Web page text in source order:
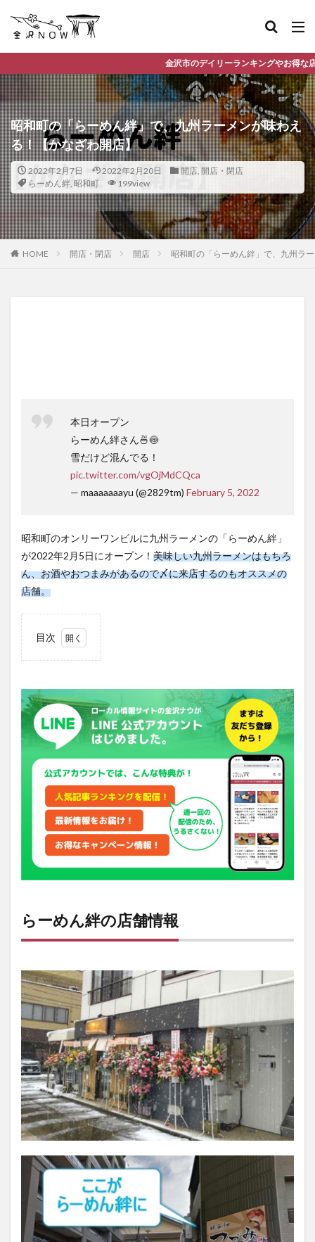
金沢市のデイリーランキングやお得な店舗情報など、公式Line
昭和町の「らーめん絆」で、九州ラーメンが味わえ
る！【かなざわ開店】
2022年2月7日 2022年2月20日 開店, 開店・閉店
らーめん絆, 昭和町 199view
HOME 開店・閉店 開店 昭和町の「らーめん絆」で、九州ラ
本日オープン
らーめん絆さん🍜🍥
雪だけど混んでる！
pic.twitter.com/vgOjMdCQca
— maaaaaaayu (@2829tm) February 5, 2022
昭和町のオンリーワンビルに九州ラーメンの「らーめん絆」
が2022年2月5日にオープン！ 美味しい九州ラーメンはもちろ
ん、お酒やおつまみがあるので〆に来店するのもオススメの
店舗。
目次
絆の
店舗
情報
2
らー
めん
ュー
2.1
ラー
メン
メニ
2.2
トッ
ピン
ニュ
ー
2.3
サイ
ドメ
ニュ
ー
3
らー
めん
絆の
口コ
ミ
は？
らーめん絆の店舗情報